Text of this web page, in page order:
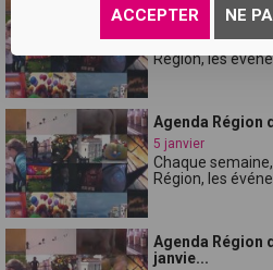
ACCEPTER NE
11 janvier
Chaque
Région, les
Agenda Région
5 janvier
Chaque
Région, les
Agenda Région
janvie...